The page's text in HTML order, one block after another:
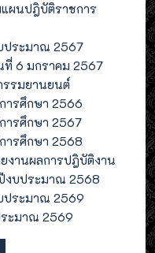
ผนปฎิบัติราชการ
ประมาณ 2567
ที่ 6 มกราคม 2567
รรมยานยนต์
ารศึกษา 2566
ารศึกษา 2567
ารศึกษา 2568
งานผลการปฎิบัติงาน
งบประมาณ 2568
ประมาณ 2569
ะมาณ 2569